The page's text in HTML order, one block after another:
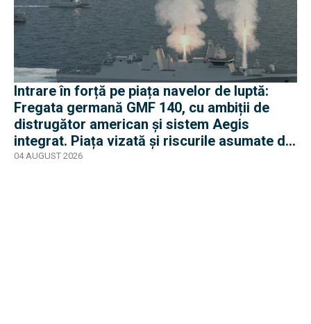
Intrare în forță pe piața navelor de luptă:
Fregata germană GMF 140, cu ambiții de
distrugător american și sistem Aegis
integrat. Piața vizată și riscurile asumate de
Rheinmetall
04 AUGUST 2026